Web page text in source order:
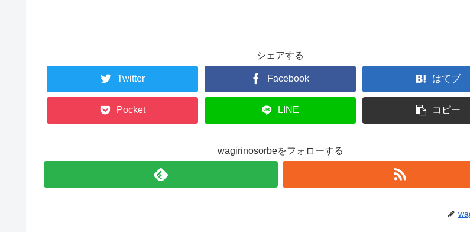
シェアする
Twitter Facebook はてブ
Pocket LINE コピー
wagirinosorbeをフォローする